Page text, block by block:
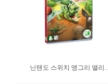
닌텐도 스위치 앵그리 앨리..